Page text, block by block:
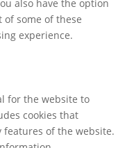
also have the option
some of these
experience.
for the website to
cookies that
of the website.